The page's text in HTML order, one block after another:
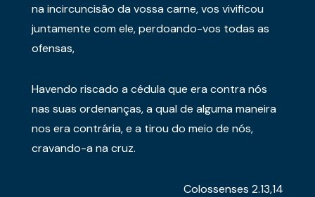
na incircuncisão da vossa carne, vos vivificou
juntamente com ele, perdoando-vos todas as
ofensas,
Havendo riscado a cédula que era contra nós
nas suas ordenanças, a qual de alguma maneira
nos era contrária, e a tirou do meio de nós,
cravando-a na cruz.
Colossenses 2.13,14